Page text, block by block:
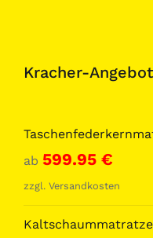
Kracher-
ab 599.95 €
zzgl. Versandkosten